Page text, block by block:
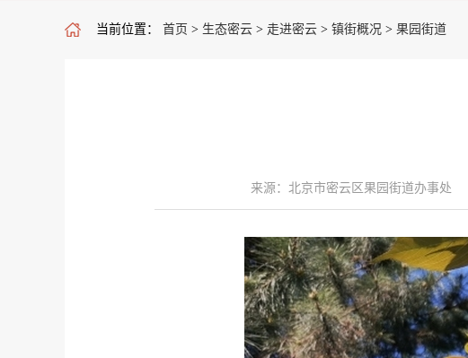
当前位置： 首页 > 生态密云 > 走进密云 > 镇街概况 > 果园街道
来源：北京市密云区果园街道办事处